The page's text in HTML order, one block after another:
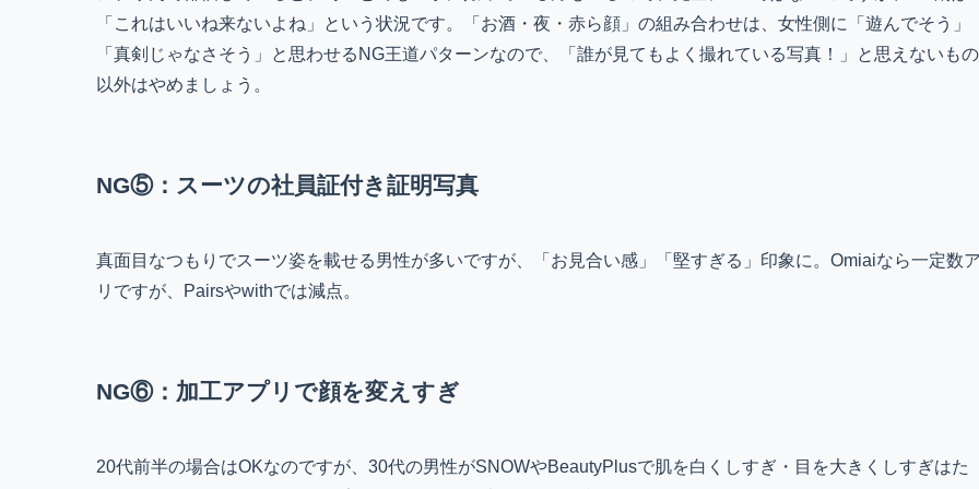
「これはいいね来ないよね」という状況です。「お酒・夜・赤ら顔」の組み合わせは、女性側に「遊んでそう」
「真剣じゃなさそう」と思わせるNG王道パターンなので、「誰が見てもよく撮れている写真！」と思えないもの
以外はやめましょう。
NG⑤：スーツの社員証付き証明写真
真面目なつもりでスーツ姿を載せる男性が多いですが、「お見合い感」「堅すぎる」印象に。Omiaiなら一定数
リですが、Pairsやwithでは減点。
NG⑥：加工アプリで顔を変えすぎ
20代前半の場合はOKなのですが、30代の男性がSNOWやBeautyPlusで肌を白くしすぎ・目を大きくしすぎはた